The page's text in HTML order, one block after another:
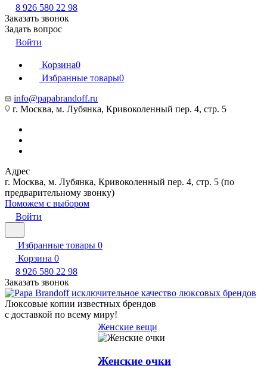
8 926 580 22 98
Заказать звонок
Задать вопрос
Войти
Корзина0
Избранные товары0
info@papabrandoff.ru
г. Москва, м. Лубянка, Кривоколенный пер. 4, стр. 5
Адрес
г. Москва, м. Лубянка, Кривоколенный пер. 4, стр. 5 (по
предварительному звонку)
Поможем с выбором
Войти
Избранные товары 0
Корзина 0
8 926 580 22 98
Заказать звонок
Люксовые копии известных брендов
с доставкой по всему миру!
Женские вещи
Женские очки